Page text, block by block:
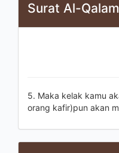
Surat Al-
5. Maka kelak kamu
orang kafir)pun akan